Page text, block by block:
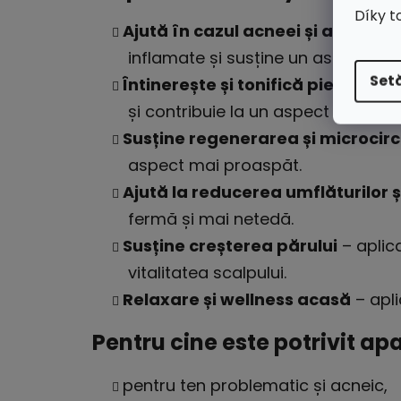
Díky
Ajută în cazul acneei și al
inflamate și susține un aspect mai
Întinerește și tonifică pielea
–
și contribuie la un aspect uniform
Susține regenerarea și
aspect mai proaspăt.
Ajută la reducerea umflăturilor
fermă și mai netedă.
Susține creșterea părului –
vitalitatea scalpului.
Relaxare și wellness acasă –
Pentru cine este potrivit
pentru ten problematic și acneic,